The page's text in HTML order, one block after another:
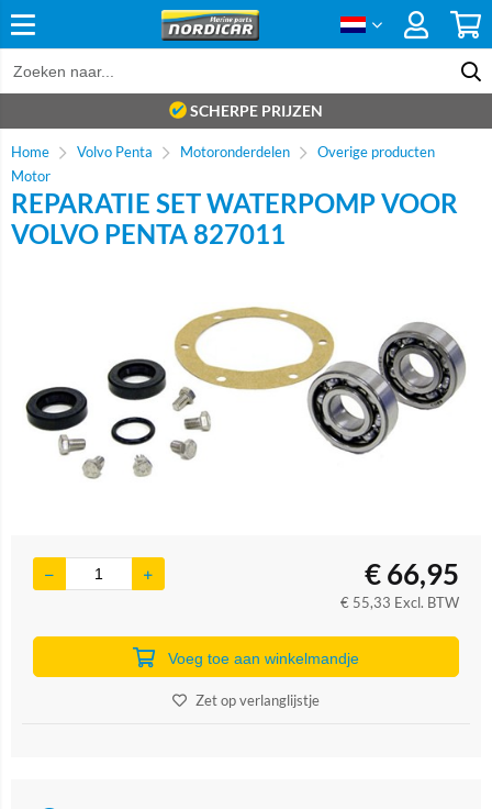
SCHERPE PRIJZEN
Home Volvo Penta Motoronderdelen
Overige producten
Motor
REPARATIE SET WATERPOMP VOOR
VOLVO PENTA 827011
€66,95
€ 55,33 Excl. BTW
Voeg toe aan winkelmandje
Zet op verlanglijstje